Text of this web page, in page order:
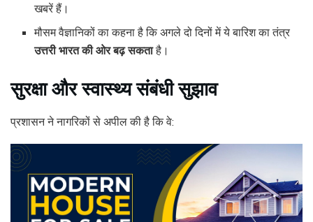
खबरें हैं।
मौसम वैज्ञानिकों का कहना है कि अगले दो दिनों में ये बारिश का तंत्र
उत्तरी भारत की ओर बढ़ सकताहै।
सुरक्षा और स्वास्थ्य संबंधी सुझाव
प्रशासन ने नागरिकों से अपील की है कि वे: